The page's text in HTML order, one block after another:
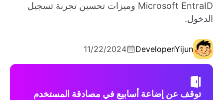
Microsoft EntraID وميزات تحسين تجربة تسجيل
الدخول.
Yijun
Developer
11/22/2024
توقف عن إضاعة أسابيع في مصادقة المستخدم